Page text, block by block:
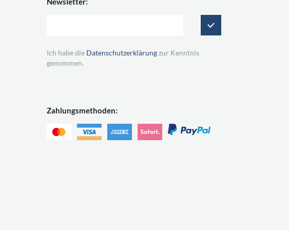
Ich habe die Datenschutzerklärungzur Kenntnis
genommen.
Zahlungsmethoden: